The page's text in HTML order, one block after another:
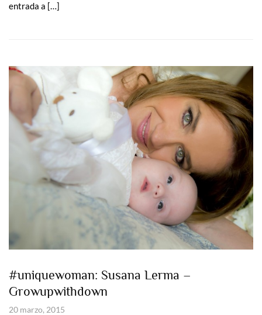
entrada a […]
#uniquewoman: Susana Lerma –
Growupwithdown
20 marzo, 2015